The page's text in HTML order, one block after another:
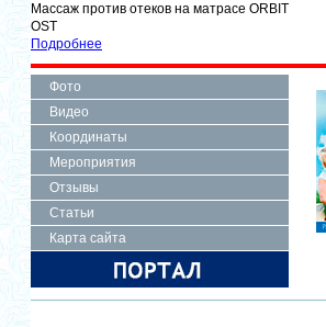
Массаж против отеков на матрасе ORBIT
OST
Подробнее
Фото
Видео
Координаты
Мероприятия
Отзывы
Статьи
Карта сайта